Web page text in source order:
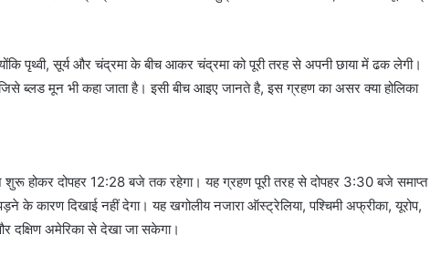
पृथ्वी, सूर्य और चंद्रमा के बीच आकर चंद्रमा को पूरी तरह से अपनी छाया में ढक लेगी।
ब्लड मून भी कहा जाता है। इसी बीच आइए जानते है, इस ग्रहण का असर क्या होलिका
होकर दोपहर 12:28 बजे तक रहेगा। यह ग्रहण पूरी तरह से दोपहर 3:30 बजे समाप्त
के कारण दिखाई नहीं देगा। यह खगोलीय नजारा ऑस्ट्रेलिया, पश्चिमी अफ्रीका, यूरोप,
दक्षिण अमेरिका से देखा जा सकेगा।